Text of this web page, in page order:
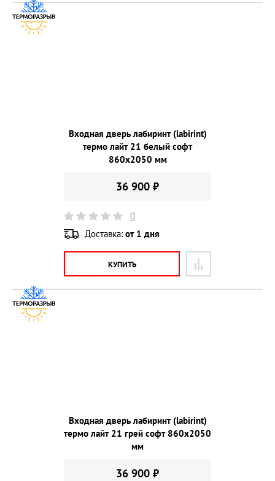
Входная дверь лабиринт (labirint)
термо лайт 21 белый софт
860х2050 мм
36 900 ₽
0
Доставка: от 1 дня
КУПИТЬ
Входная дверь лабиринт (labirint)
термо лайт 21 грей софт 860х2050
мм
36 900 ₽